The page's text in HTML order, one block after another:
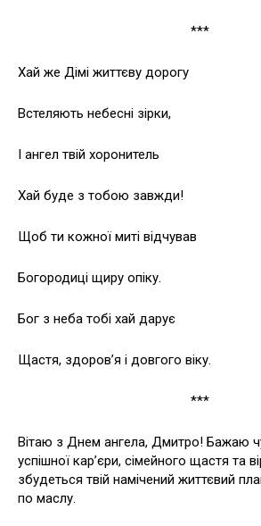
***
Хай же Дімі життєву дорогу
Встеляють небесні зірки,
І ангел твій хоронитель
Хай буде з тобою завжди!
Щоб ти кожної миті відчував
Богородиці щиру опіку.
Бог з неба тобі хай дарує
Щастя, здоров’я і довгого віку.
***
Вітаю з Днем ангела, Дмитро! Бажаю
успішної кар’єри, сімейного щастя та
збудеться твій намічений життєвий
по маслу.